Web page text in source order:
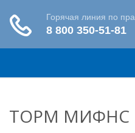
ТОРМ МИФНС